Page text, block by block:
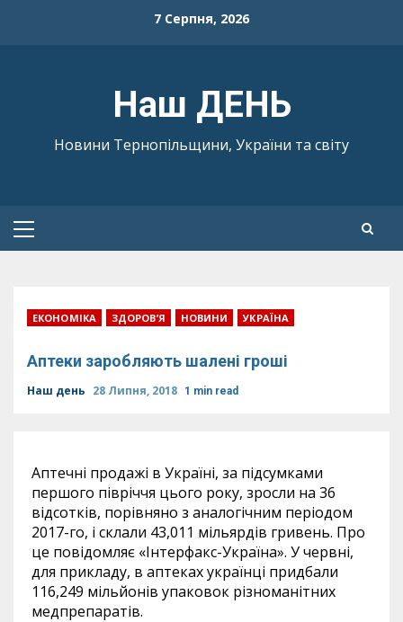
7 Серпня, 2026
Наш ДЕНЬ
Новини Тернопільщини, України та світу
Primary
ЕКОНОМІКА ЗДОРОВ’Я НОВИНИ УКРАЇНА
Аптеки заробляють шалені гроші
Наш день 28 Липня, 2018 1 min read
Аптечні продажі в Україні, за підсумками
першого півріччя цього року, зросли на 36
відсотків, порівняно з аналогічним періодом
2017-го, і склали 43,011 мільярдів гривень. Про
це повідомляє «Інтерфакс-Україна». У червні,
для прикладу, в аптеках українці придбали
116,249 мільйонів упаковок різноманітних
медпрепаратів.